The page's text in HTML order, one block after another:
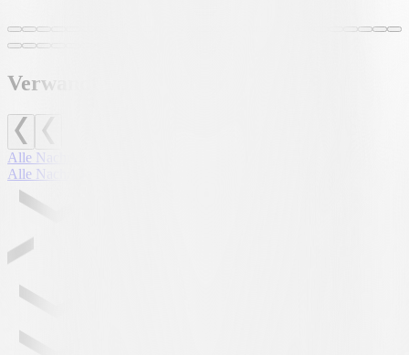
Verwandte Nachrichten
Alle Nachrichten
Alle Nachrichten